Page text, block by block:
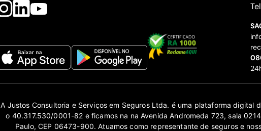
A Justos Consultoria e Serviços em Seguros Ltda. é uma plataforma digital
o 40.317.530/0001-82 e ficamos na na Avenida Andromeda 723, sala
Paulo, CEP 06473-900. Atuamos como representante de seguros e